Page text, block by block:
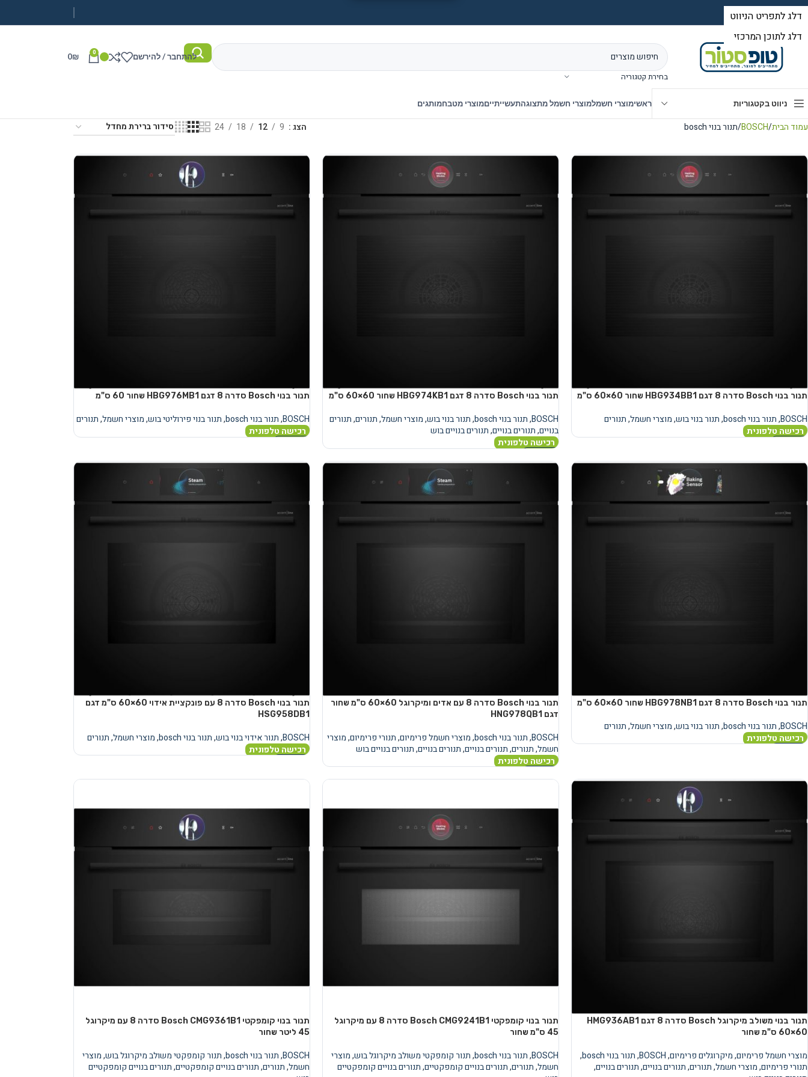
בחירת קטגוריה
להתחבר / להירשם 0
0₪
ניווט בקטגוריות ראשימוצרי חשמלמוצרי חשמל מתצוגהתעשייתייםמוצרי מטבחמותגים
עמוד הבית BOSCH תנור בנוי bosch הצג 9
12
18
24
תנור בנוי Bosch סדרה 8 דגם HBG934BB1 שחור 60×60 ס"מ
BOSCH
,תנור בנוי bosch ,תנור בנוי בוש,מוצרי חשמל,תנורים
רכישה טלפונית
תנור בנוי Bosch סדרה 8 דגם HBG974KB1 שחור 60×60 ס"מ
BOSCH
,תנור בנוי bosch ,תנור בנוי בוש,מוצרי חשמל,תנורים,תנורים
בנויים,תנורים בנויים,תנורים בנויים בוש
רכישה טלפונית
תנור בנוי Bosch סדרה 8 דגם HBG976MB1 שחור 60 ס"מ
BOSCH
,תנור בנוי bosch ,תנור בנוי פירוליטי בוש,מוצרי חשמל,תנורים
רכישה טלפונית
תנור בנוי Bosch סדרה 8 דגם HBG978NB1 שחור 60×60 ס"מ
BOSCH
,תנור בנוי bosch ,תנור בנוי בוש,מוצרי חשמל,תנורים
רכישה טלפונית
תנור בנוי Bosch סדרה 8 עם אדים ומיקרוגל 60×60 ס"מ שחור
דגם HNG978QB1
BOSCH
,תנור בנוי bosch ,מוצרי חשמל פרימיום,תנורי פרימיום,מוצרי
חשמל,תנורים,תנורים בנויים,תנורים בנויים,תנורים בנויים בוש
רכישה טלפונית
תנור בנוי Bosch סדרה 8 עם פונקציית אידוי 60×60 ס"מ דגם
HSG958DB1
BOSCH
,תנור אידוי בנוי בוש,תנור בנוי bosch ,מוצרי חשמל,תנורים
רכישה טלפונית
תנור בנוי משולב מיקרוגל Bosch סדרה 8 דגם HMG936AB1
60×60 ס"מ שחור
מוצרי חשמל פרימיום,מיקרוגלים פרימיום,
BOSCH
,תנור בנוי bosch
,
תנורי פרימיום,מוצרי חשמל,תנורים,תנורים בנויים,תנורים בנויים,
תנור בנוי קומפקטי Bosch CMG9241B1 סדרה 8 עם מיקרוגל
45 ס"מ שחור
BOSCH
,תנור בנוי bosch ,תנור קומפקטי משולב מיקרוגל בוש,מוצרי
חשמל,תנורים,תנורים בנויים קומפקטיים,תנורים בנויים קומפקטיים
תנור בנוי קומפקטי Bosch CMG9361B1 סדרה 8 עם מיקרוגל
BOSCH
,תנור בנוי bosch ,תנור קומפקטי משולב מיקרוגל בוש,מוצרי
חשמל,תנורים,תנורים בנויים קומפקטיים,תנורים בנויים קומפקטיים